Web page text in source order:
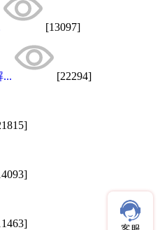
[13097]
... [22294]